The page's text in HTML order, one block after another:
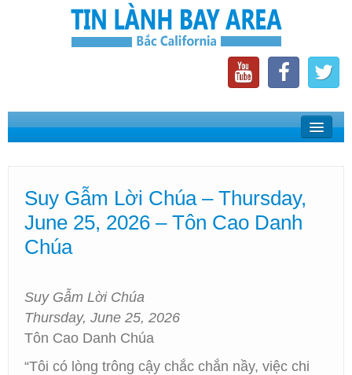
Home
Phát Thanh Tin Lành Bay Area
Các Hội Thánh Bắc California
Suy Gẫm Lời Chúa – Thursday,
June 25, 2026 – Tôn Cao Danh
Chúa
Suy Gẫm Lời Chúa
Thursday, June 25, 2026
Tôn Cao Danh Chúa
“Tôi có lòng trông cậy chắc chắn nầy, việc chi